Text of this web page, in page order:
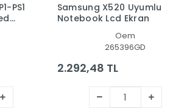
PS1
Samsung X520 Uyumlu
Notebook Lcd Ekran
Oem
265396GD
2.292,48 TL